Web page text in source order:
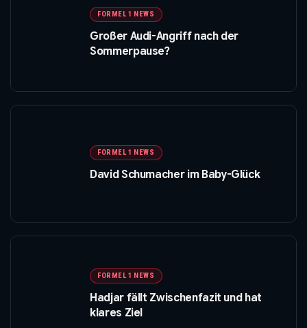
FORMEL 1 NEWS
Großer Audi-Angriff nach der
Sommerpause?
FORMEL 1 NEWS
David Schumacher im Baby-Glück
FORMEL 1 NEWS
Hadjar fällt Zwischenfazit und hat
klares Ziel